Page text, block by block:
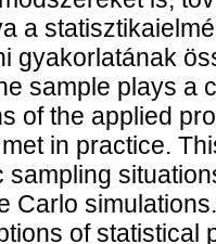
a
gyakorlatának
sample plays a
of the applied
in practice.
sampling
Carlo
of statistical